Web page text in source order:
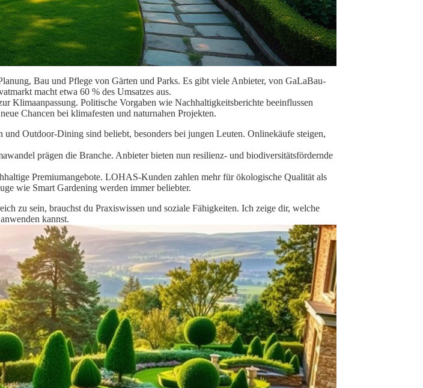
Bau und Pflege von Gärten und Parks. Es gibt viele Anbieter, von GaLaBau-
macht etwa 60 % des Umsatzes aus.
Klimaanpassung. Politische Vorgaben wie Nachhaltigkeitsberichte beeinflussen
Chancen bei klimafesten und naturnahen Projekten.
und Outdoor-Dining sind beliebt, besonders bei jungen Leuten. Onlinekäufe steigen,
prägen die Branche. Anbieter bieten nun resilienz- und biodiversitätsfördernde
Premiumangebote. LOHAS-Kunden zahlen mehr für ökologische Qualität als
wie Smart Gardening werden immer beliebter.
zu sein, brauchst du Praxiswissen und soziale Fähigkeiten. Ich zeige dir, welche
kannst.